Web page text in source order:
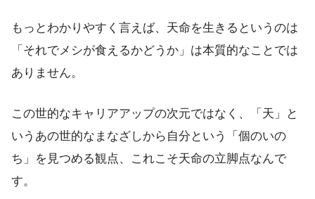
もっとわかりやすく言えば、天命を生きるというのは
「それでメシが食えるかどうか」は本質的なことでは
ありません。
この世的なキャリアアップの次元ではなく、「天」と
いうあの世的なまなざしから自分という「個のいの
ち」を見つめる観点、これこそ天命の立脚点なんで
す。